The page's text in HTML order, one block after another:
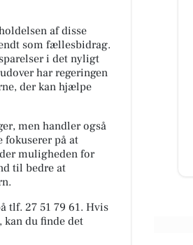
af disse
som fællesbidrag.
i det nyligt
har regeringen
der kan hjælpe
men handler også
fokuserer på at
muligheden for
til bedre at
tlf. 27 51 79 61. Hvis
kan du finde det
OST/MANFRED
uges weekendpose er
med gode oste, lækkert
og li...